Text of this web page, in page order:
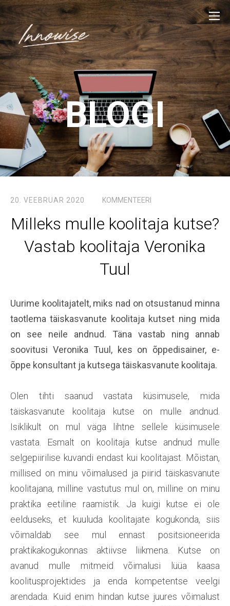
BLOGI
20. VEEBRUAR 2020 KOMMENTEERI
Milleks mulle koolitaja kutse?
Vastab koolitaja Veronika
Tuul
Uurime koolitajatelt, miks nad on otsustanud minna
taotlema täiskasvanute koolitaja kutset ning mida
on see neile andnud. Täna vastab ning annab
soovitusi Veronika Tuul, kes on õppedisainer, e-
õppe konsultant ja kutsega täiskasvanute koolitaja.
Olen tihti saanud vastata küsimusele, mida
täiskasvanute koolitaja kutse on mulle andnud.
Isiklikult on mul väga lihtne sellele küsimusele
vastata. Esmalt on koolitaja kutse andnud mulle
selgepiirilise kuvandi endast kui koolitajast. Mõistan,
millised on minu võimalused ja piirid täiskasvanute
koolitajana, milline vastutus mul on, milline on minu
praktika eetiline raamistik. Ja kuigi kutse ei ole
eelduseks, et kuuluda koolitajate kogukonda, siis
võimaldab see mul ennast positsioneerida
praktikakogukonnas aktiivse liikmena. Kutse on
avanud mulle mitmeid võimalusi lüüa kaasa
koolitusprojektides ja enda kompetentse veelgi
arendada. Kuid enim hindan kutse juures võimalust